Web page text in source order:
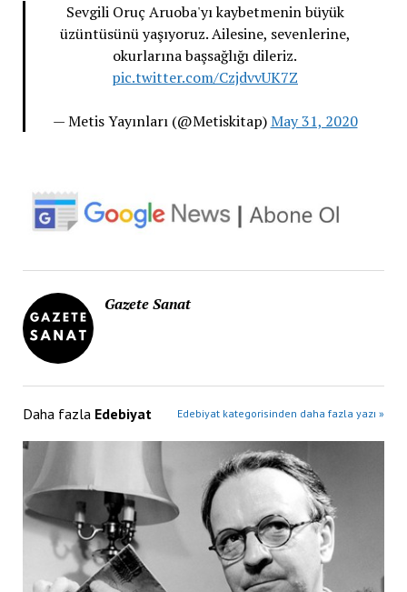
Sevgili Oruç Aruoba'yı kaybetmenin büyük
üzüntüsünü yaşıyoruz. Ailesine, sevenlerine,
okurlarına başsağlığı dileriz.
pic.twitter.com/CzjdvvUK7Z
— Metis Yayınları (@Metiskitap)May 31, 2020
Gazete Sanat
Daha fazla Edebiyat Edebiyat kategorisinden daha fazla yazı »